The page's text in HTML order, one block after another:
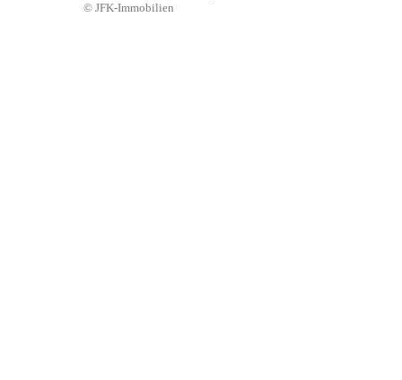
© JFK-Immobilien